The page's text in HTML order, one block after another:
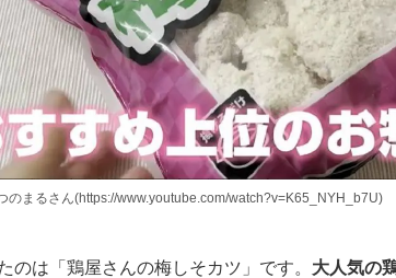
のまるさん(https://www.youtube.com/watch?v=K65_NYH_b7U)
のは「鶏屋さんの梅しそカツ」です。 大人気の